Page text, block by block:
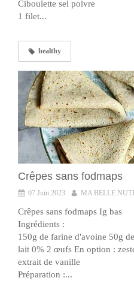
Ciboulette sel poivre
1 filet...
healthy
Crêpes sans fodmaps
07 Juin 2023 MA BELLE
Crêpes sans fodmaps Ig bas
Ingrédients :
150g de farine d'avoine 50g
lait 0% 2 œufs En option :
extrait de vanille
Préparation :...